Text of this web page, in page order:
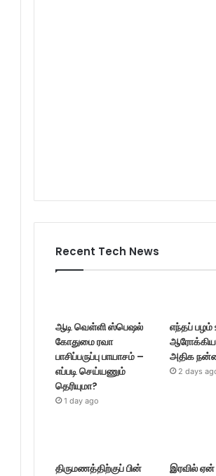
Recent Tech News
ஆடி வெள்ளி ஸ்பெஷல்
கோதுமை ரவா
பாசிப்பருப்பு பாயாசம் –
எப்படி செய்யணும்
தெரியுமா?
1 day ago
எந்தப் பழம்
அதிக
2 days
திருமணத்திற்குப் பின்
இரவில்